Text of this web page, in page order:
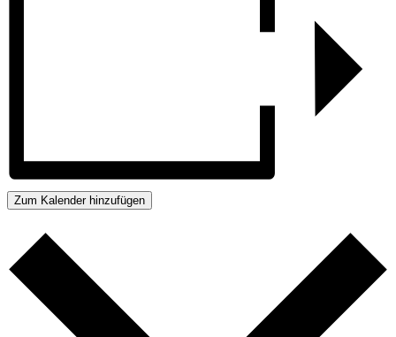
Zum Kalender hinzufügen